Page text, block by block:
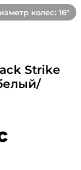
колес: 16"
Strike